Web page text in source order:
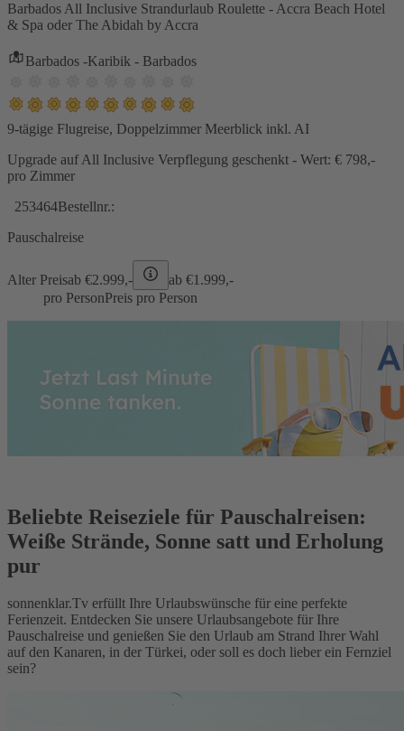
Barbados All Inclusive Strandurlaub Roulette - Accra Beach Hotel
& Spa oder The Abidah by Accra
Barbados -Karibik - Barbados
9-tägige Flugreise, Doppelzimmer Meerblick inkl. AI
Upgrade auf All Inclusive Verpflegung geschenkt - Wert: € 798,-
pro Zimmer
253464Bestellnr.:
Pauschalreise
Alter Preisab €2.999,- ab €1.999,-
pro PersonPreis pro Person
Beliebte Reiseziele für Pauschalreisen:
Weiße Strände, Sonne satt und Erholung
pur
sonnenklar.Tv erfüllt Ihre Urlaubswünsche für eine perfekte
Ferienzeit. Entdecken Sie unsere Urlaubsangebote für Ihre
Pauschalreise und genießen Sie den Urlaub am Strand Ihrer Wahl
auf den Kanaren, in der Türkei, oder soll es doch lieber ein Fernziel
sein?